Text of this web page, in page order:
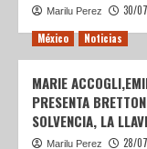
Marilu Perez 30/
México Noticias
MARIE
PRESENTA
SOLVENCIA, LA
Marilu Perez 28/